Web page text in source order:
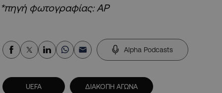
*πηγή φωτογραφίας: ΑΡ
Alpha Podcasts
UEFA ΔΙΑΚΟΠΗ ΑΓΩΝΑ